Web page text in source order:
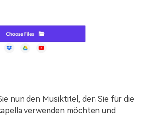
nun den Musiktitel, den Sie für die
verwenden möchten und